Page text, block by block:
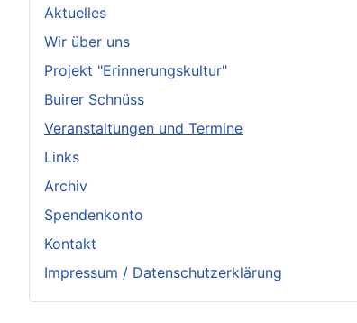
Aktuelles
Wir über uns
Projekt "Erinnerungskultur"
Buirer Schnüss
Veranstaltungen und Termine
Links
Archiv
Spendenkonto
Kontakt
Impressum / Datenschutzerklärung